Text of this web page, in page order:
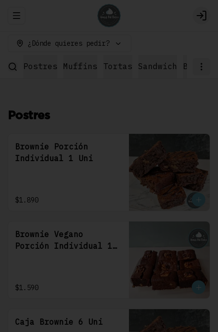
Abrir menu de navegación
¿Dónde quieres pedir?
Postres Muffins Tortas Sandwich
Postres
Brownie Porción
Individual 1 Uni
$1.890
Brownie Vegano
Porción Individual 1
$1.590
Caja Brownie 6 Uni